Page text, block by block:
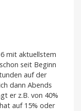
mit aktuellstem
seit Beginn
auf der
dann Abends
er z.B. von 40%
auf 15% oder